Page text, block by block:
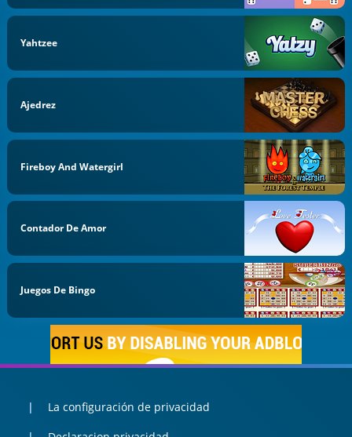
Yahtzee
Ajedrez
Fireboy And Watergirl
Contador De Amor
Juegos De Bingo
La configuración de privacidad